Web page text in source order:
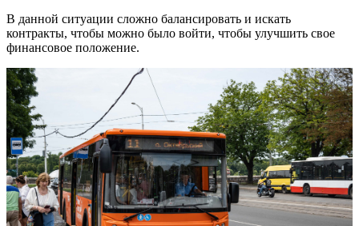
В данной ситуации сложно балансировать и искать
контракты, чтобы можно было войти, чтобы улучшить свое
финансовое положение.